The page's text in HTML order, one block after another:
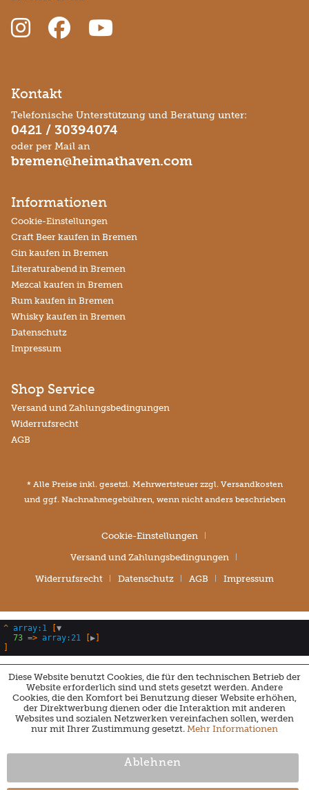
Kontakt
Telefonische Unterstützung und Beratung unter:
0421 / 30394074
oder per Mail an
bremen@heimathaven.com
Informationen
Cookie-Einstellungen
Craft Beer kaufen in Bremen
Gin kaufen in Bremen
Literaturabend in Bremen
Mezcal kaufen in Bremen
Rum kaufen in Bremen
Whisky kaufen in Bremen
Datenschutz
Impressum
Shop Service
Versand und Zahlungsbedingungen
Widerrufsrecht
AGB
* Alle Preise inkl. gesetzl. Mehrwertsteuer zzgl. Versandkosten
und ggf. Nachnahmegebühren, wenn nicht anders beschrieben
Cookie-Einstellungen
Versand und Zahlungsbedingungen
Widerrufsrecht Datenschutz AGB Impressum
Diese Website benutzt Cookies, die für den technischen Betrieb der
Website erforderlich sind und stets gesetzt werden. Andere
Cookies, die den Komfort bei Benutzung dieser Website erhöhen,
der Direktwerbung dienen oder die Interaktion mit anderen
Websites und sozialen Netzwerken vereinfachen sollen, werden
nur mit Ihrer Zustimmung gesetzt. Mehr Informationen
Ablehnen
^ array:1 [▼
73 => array:21 [▶